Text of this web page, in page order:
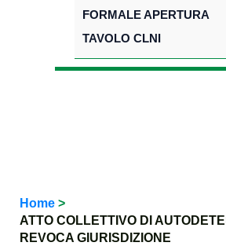
FORMALE APERTURA
TAVOLO CLNI
Home
ATTO COLLETTIVO DI
REVOCA GIURISDIZIONE